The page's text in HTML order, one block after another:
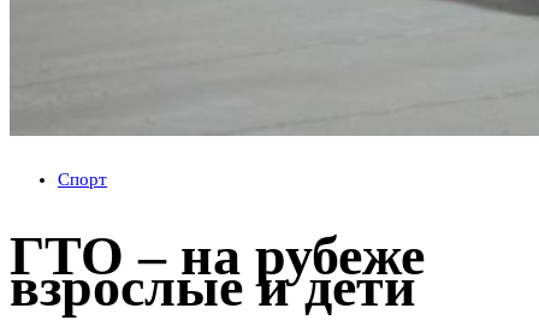
Спорт
ГТО – на рубеже
взрослые и дети